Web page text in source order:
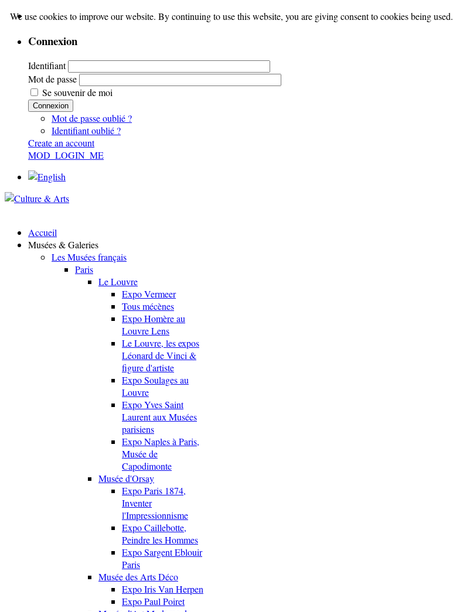
Connexion
Identifiant
Mot de passe
Se souvenir de moi
Connexion
Mot de passe oublié ?
Identifiant oublié ?
Create an account
MOD_LOGIN_ME
Accueil
Musées & Galeries
Les Musées français
Paris
Le Louvre
Expo Vermeer
Tous mécènes
Expo Homère au
Louvre Lens
Le Louvre, les expos
Léonard de Vinci &
figure d'artiste
Expo Soulages au
Louvre
Expo Yves Saint
Laurent aux Musées
parisiens
Expo Naples à Paris,
Musée de
Capodimonte
Musée d'Orsay
Expo Paris 1874,
Inventer
l'Impressionnisme
Expo Caillebotte,
Peindre les Hommes
Expo Sargent Eblouir
Paris
Musée des Arts Déco
Expo Iris Van Herpen
Expo Paul Poiret
We use cookies to improve our website. By continuing to use this website, you are giving consent to cookies being used.